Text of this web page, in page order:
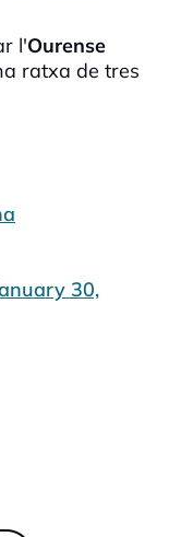
l'Ourense
ratxa de tres
30,